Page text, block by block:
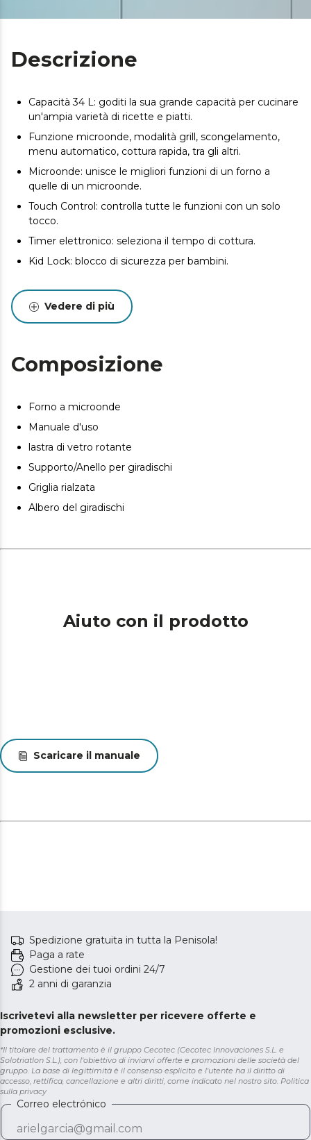
Descrizione
Capacità 34 L: goditi la sua grande capacità per cucinare
un'ampia varietà di ricette e piatti.
Funzione microonde, modalità grill, scongelamento,
menu automatico, cottura rapida, tra gli altri.
Microonde: unisce le migliori funzioni di un forno a
quelle di un microonde.
Touch Control: controlla tutte le funzioni con un solo
tocco.
Timer elettronico: seleziona il tempo di cottura.
Kid Lock: blocco di sicurezza per bambini.
Vedere di più
Composizione
Forno a microonde
Manuale d'uso
lastra di vetro rotante
Supporto/Anello per giradischi
Griglia rialzata
Albero del giradischi
Aiuto con il prodotto
Scaricare il manuale
Spedizione gratuita in tutta la Penisola!
Paga a rate
Gestione dei tuoi ordini 24/7
2 anni di garanzia
Iscrivetevi alla newsletter per ricevere offerte e
promozioni esclusive.
*Il titolare del trattamento è il gruppo Cecotec (Cecotec Innovaciones S.L. e
Solotriatlon S.L.), con l'obiettivo di inviarvi offerte e promozioni delle società del
gruppo. La base di legittimità è il consenso esplicito e l'utente ha il diritto di
accesso, rettifica, cancellazione e altri diritti, come indicato nel nostro sito. Politica
sulla privacy
Correo electrónico